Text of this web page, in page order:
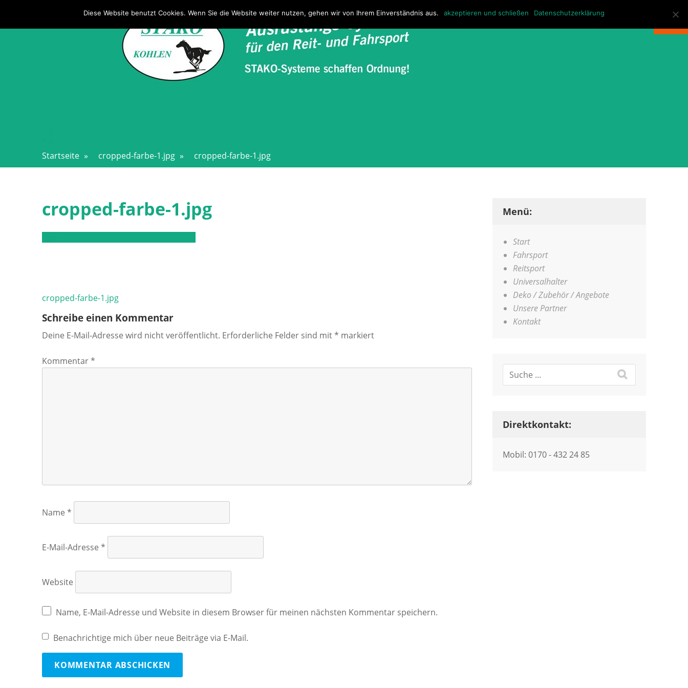
STAKO – STALLSYSTEME KONTAKT
Startseite » cropped-farbe-1.jpg » cropped-farbe-1.jpg
cropped-farbe-1.jpg
Beitragsnavigation
cropped-farbe-1.jpg
Schreibe einen Kommentar
Deine E-Mail-Adresse wird nicht veröffentlicht. Erforderliche Felder sind mit* markiert
Kommentar*
Name *
E-Mail-Adresse *
Website
Name, E-Mail-Adresse und Website in diesem Browser für meinen nächsten Kommentar speichern.
Benachrichtige mich über neue Beiträge via E-Mail.
Menü:
Start
Fahrsport
Reitsport
Universalhalter
Deko / Zubehör / Angebote
Unsere Partner
Kontakt
Direktkontakt:
Mobil: 0170 - 432 24 85
Diese Website benutzt Cookies. Wenn Sie die Website weiter nutzen, gehen wir von Ihrem Einverständnis aus. akzeptieren und schließen Datenschutzerklärung